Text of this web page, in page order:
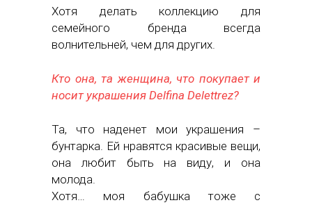
Хотя делать коллекцию для
семейного бренда всегда
волнительней, чем для других.
Кто она, та женщина, что покупает и
носит украшения Delfina Delettrez?
Та, что наденет мои украшения –
бунтарка. Ей нравятся красивые вещи,
она любит быть на виду, и она
молода.
Хотя… моя бабушка тоже с